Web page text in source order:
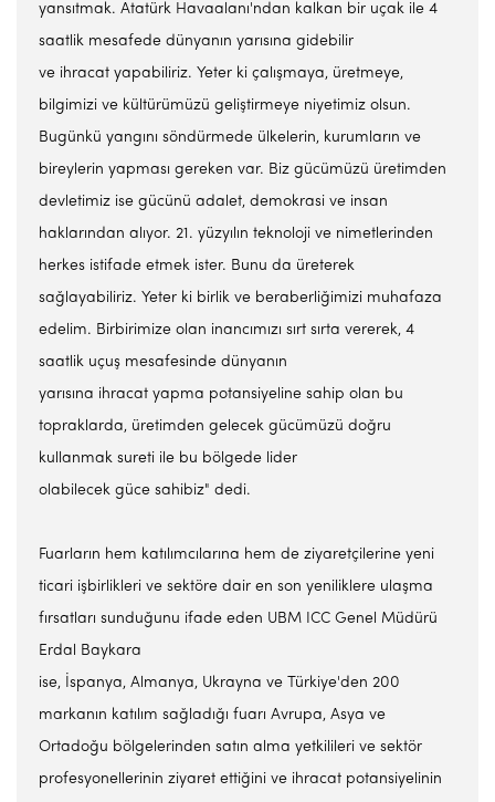
yansıtmak. Atatürk Havaalanı'ndan kalkan bir uçak ile 4
saatlik mesafede dünyanın yarısına gidebilir
ve ihracat yapabiliriz. Yeter ki çalışmaya, üretmeye,
bilgimizi ve kültürümüzü geliştirmeye niyetimiz olsun.
Bugünkü yangını söndürmede ülkelerin, kurumların ve
bireylerin yapması gereken var. Biz gücümüzü üretimden
devletimiz ise gücünü adalet, demokrasi ve insan
haklarından alıyor. 21. yüzyılın teknoloji ve nimetlerinden
herkes istifade etmek ister. Bunu da üreterek
sağlayabiliriz. Yeter ki birlik ve beraberliğimizi muhafaza
edelim. Birbirimize olan inancımızı sırt sırta vererek, 4
saatlik uçuş mesafesinde dünyanın
yarısına ihracat yapma potansiyeline sahip olan bu
topraklarda, üretimden gelecek gücümüzü doğru
kullanmak sureti ile bu bölgede lider
olabilecek güce sahibiz" dedi.
Fuarların hem katılımcılarına hem de ziyaretçilerine yeni
ticari işbirlikleri ve sektöre dair en son yeniliklere ulaşma
fırsatları sunduğunu ifade eden UBM ICC Genel Müdürü
Erdal Baykara
ise, İspanya, Almanya, Ukrayna ve Türkiye'den 200
markanın katılım sağladığı fuarı Avrupa, Asya ve
Ortadoğu bölgelerinden satın alma yetkilileri ve sektör
profesyonellerinin ziyaret ettiğini ve ihracat potansiyelinin